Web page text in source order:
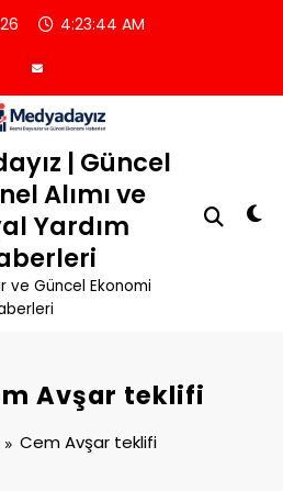
4:23:45 AM
| Güncel
Alımı ve
Yardım
ve Güncel Ekonomi
Avşar teklifi
Cem Avşar teklifi